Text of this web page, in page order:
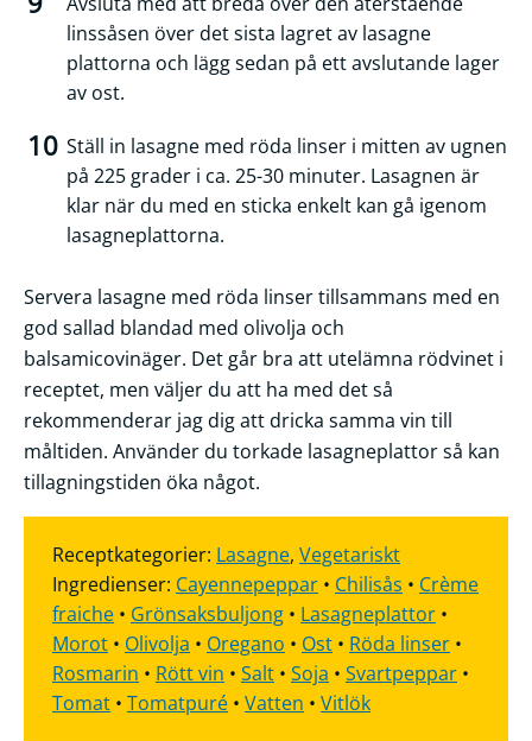
linssåsen över det sista lagret av lasagne
plattorna och lägg sedan på ett avslutande lager
av ost.
Ställ in lasagne med röda linser i mitten av ugnen
på 225 grader i ca. 25-30 minuter. Lasagnen är
klar när du med en sticka enkelt kan gå igenom
lasagneplattorna.
Servera lasagne med röda linser tillsammans med en
god sallad blandad med olivolja och
balsamicovinäger. Det går bra att utelämna rödvinet i
receptet, men väljer du att ha med det så
rekommenderar jag dig att dricka samma vin till
måltiden. Använder du torkade lasagneplattor så kan
tillagningstiden öka något.
Receptkategorier: Lasagne, Vegetariskt
Ingredienser: Cayennepeppar • Chilisås • Crème
fraiche • Grönsaksbuljong • Lasagneplattor •
Morot • Olivolja • Oregano • Ost • Röda linser •
Rosmarin • Rött vin • Salt • Soja • Svartpeppar •
Tomat • Tomatpuré • Vatten • Vitlök